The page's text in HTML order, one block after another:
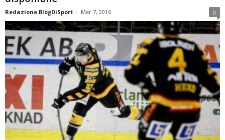
Redazione BlogDiSport - Mar 7, 2016 0